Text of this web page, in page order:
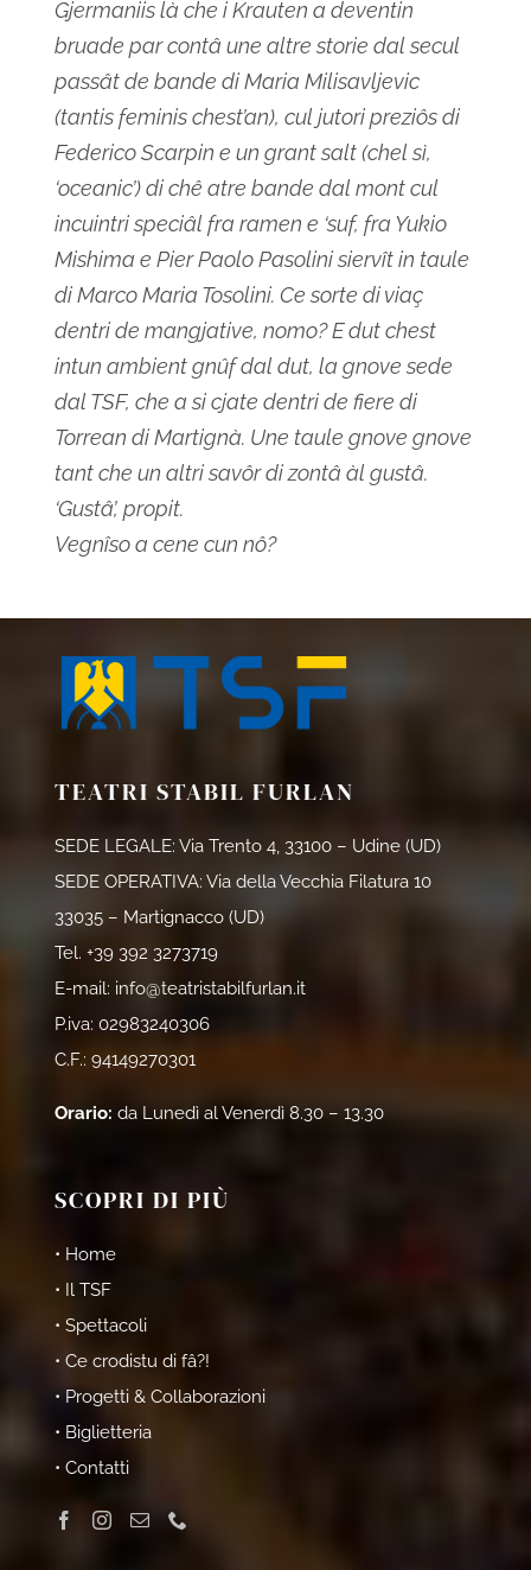
Gjermaniis là che i Krauten a deventin
bruade par contâ une altre storie dal secul
passât de bande di Maria Milisavljevic
(tantis feminis chest’an), cul jutori preziôs di
Federico Scarpin e un grant salt (chel sì,
‘oceanic’) di chê atre bande dal mont cul
incuintri speciâl fra ramen e ‘suf, fra Yukio
Mishima e Pier Paolo Pasolini siervît in taule
di Marco Maria Tosolini. Ce sorte di viaç
dentri de mangjative, nomo? E dut chest
intun ambient gnûf dal dut, la gnove sede
dal TSF, che a si cjate dentri de fiere di
Torrean di Martignà. Une taule gnove gnove
tant che un altri savôr di zontâ àl gustâ.
‘Gustâ’, propit.
Vegnîso a cene cun nô?
TEATRI STABIL FURLAN
SEDE LEGALE: Via Trento 4, 33100 – Udine (UD)
SEDE OPERATIVA: Via della Vecchia Filatura 10
33035 – Martignacco (UD)
Tel. +39 392 3273719
E-mail: info@teatristabilfurlan.it
P.iva: 02983240306
C.F.: 94149270301
Orario: da Lunedì al Venerdì 8.30 – 13.30
SCOPRI DI PIÙ
• Home
• Il TSF
• Spettacoli
• Ce crodistu di fâ?!
• Progetti & Collaborazioni
• Biglietteria
• Contatti